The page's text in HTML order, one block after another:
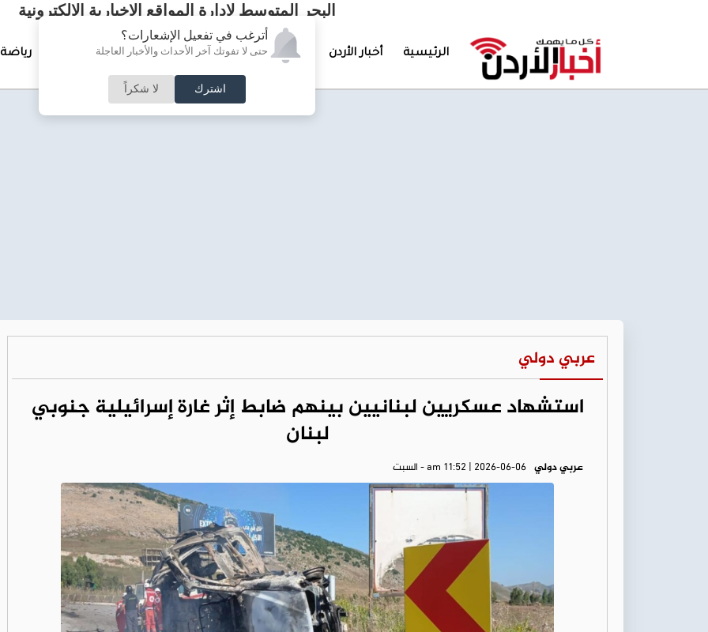
أترغب في تفعيل الإشعارات؟
حتى لا تفوتك آخر الأحداث والأخبار العاجلة
اشترك لا شكراً
البحر المتوسط لإدارة المواقع الإخبارية الالكترونية
الرئيسية أخبار الأردن تغطيات خاصة لقاء الأسبوع جرائم وحوادث رياضة
عربي دولي
استشهاد عسكريين لبنانيين بينهم ضابط إثر غارة إسرائيلية جنوبي
لبنان
عربي دولي am 11:52 | 2026-06-06 - السبت